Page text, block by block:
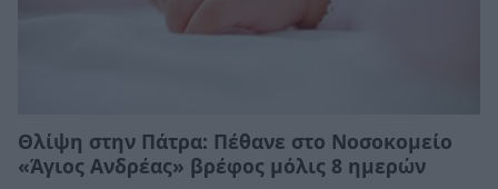
Θλίψη στην Πάτρα: Πέθανε στο Νοσοκομείο
«Άγιος Ανδρέας» βρέφος μόλις 8 ημερών